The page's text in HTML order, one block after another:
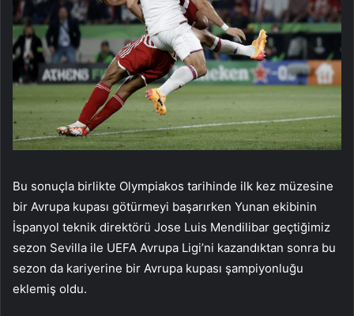
Bu sonuçla birlikte Olympiakos tarihinde ilk kez müzesine
bir Avrupa kupası götürmeyi başarırken Yunan ekibinin
İspanyol teknik direktörü Jose Luis Mendilibar geçtiğimiz
sezon Sevilla ile UEFA Avrupa Ligi’ni kazandıktan sonra bu
sezon da kariyerine bir Avrupa kupası şampiyonluğu
eklemiş oldu.